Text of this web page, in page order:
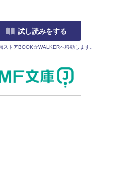
試し読みをする
ストアBOOK☆WALKERへ移動します。